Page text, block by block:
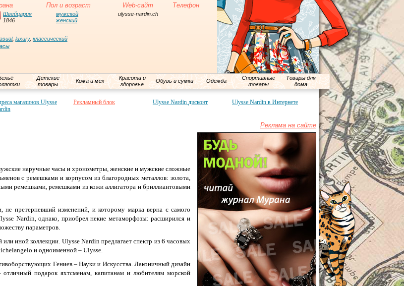
Пол и возраст Web-сайт Телефон
Швейцария
1846
мужской
женский
ulysse-nardin.ch
, luxury, классический
Детские
товары
Кожа и мех
Красота и
здоровье
Обувь и сумки Одежда
Спортивные
товары
Товары для
дома
магазинов Ulysse
Рекламный блок Ulysse Nardin дисконт Ulysse Nardin в Интернете
наручные часы и хронометры, женские и мужские сложные
с ремешками и корпусом из благородных металлов: золота,
ремешками, ремешками из кожи аллигатора и бриллиантовыми
претерпевший изменений, и которому марка верна с самого
Nardin, однако, приобрел некие метаморфозы: расширился и
параметров.
иной коллекции. Ulysse Nardin предлагает спектр из 6 часовых
и одноименной – Ulysse.
Гениев – Науки и Искусства. Лаконичный дизайн
подарок яхтсменам, капитанам и любителям морской
Реклама на сайте